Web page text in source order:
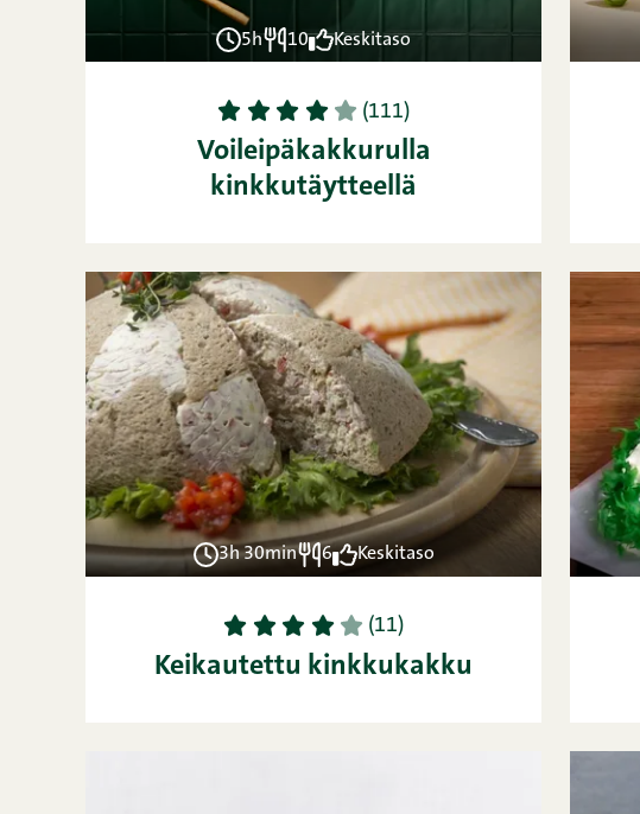
5h 10 Keskitaso
1 2 3 4 5 (111)
Voileipäkakkurulla
kinkkutäytteellä
3h 30min 6 Keskitaso
1 2 3 4 5 (11)
Keikautettu kinkkukakku